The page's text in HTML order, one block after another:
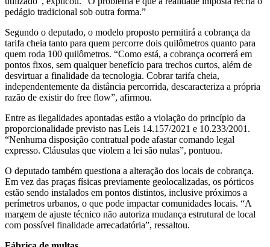
pedágio tradicional sob outra forma.”
Segundo o deputado, o modelo proposto permitirá a cobrança da
tarifa cheia tanto para quem percorre dois quilômetros quanto para
quem roda 100 quilômetros. “Como está, a cobrança ocorrerá em
pontos fixos, sem qualquer benefício para trechos curtos, além de
desvirtuar a finalidade da tecnologia. Cobrar tarifa cheia,
independentemente da distância percorrida, descaracteriza a própria
razão de existir do free flow”, afirmou.
Entre as ilegalidades apontadas estão a violação do princípio da
proporcionalidade previsto nas Leis 14.157/2021 e 10.233/2001.
“Nenhuma disposição contratual pode afastar comando legal
expresso. Cláusulas que violem a lei são nulas”, pontuou.
O deputado também questiona a alteração dos locais de cobrança.
Em vez das praças físicas previamente geolocalizadas, os pórticos
estão sendo instalados em pontos distintos, inclusive próximos a
perímetros urbanos, o que pode impactar comunidades locais. “A
margem de ajuste técnico não autoriza mudança estrutural de local
com possível finalidade arrecadatória”, ressaltou.